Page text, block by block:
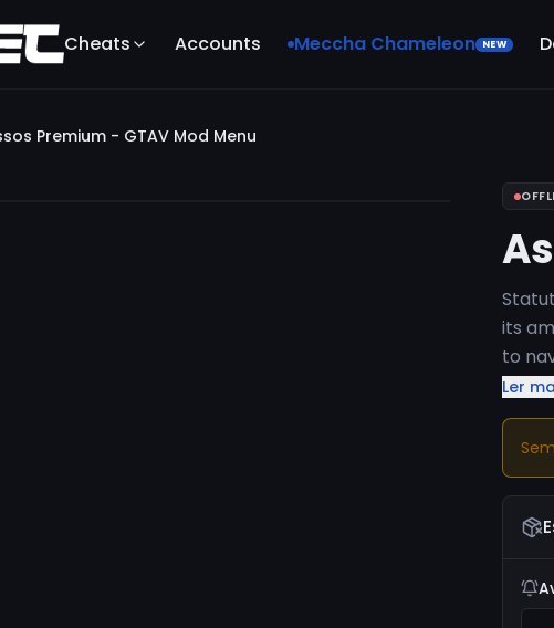
Cheats Accounts Meccha Chameleon NEW
Premium - GTAV Mod Menu
its
to
menu
Ler